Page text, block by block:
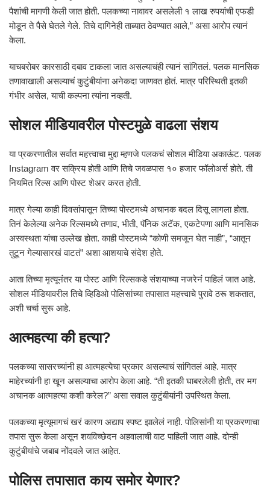
पैशांची मागणी केली जात होती. पलकच्या नावावर असलेली १ लाख रुपयांची एफडी
मोडून ते पैसे घेतले गेले. तिचे दागिनेही ताब्यात ठेवण्यात आले,” असा आरोप त्यानं
केला.
याचबरोबर कारसाठी दबाव टाकला जात असल्याचंही त्यानं सांगितलं. पलक मानसिक
तणावाखाली असल्याचं कुटुंबीयांना अनेकदा जाणवत होतं. मात्र परिस्थिती इतकी
गंभीर असेल, याची कल्पना त्यांना नव्हती.
सोशल मीडियावरील पोस्टमुळे वाढला संशय
या प्रकरणातील सर्वात महत्त्वाचा मुद्दा म्हणजे पलकचं सोशल मीडिया अकाऊंट. पलक
Instagram वर सक्रिय होती आणि तिचे जवळपास १० हजार फॉलोअर्स होते. ती
नियमित रिल्स आणि पोस्ट शेअर करत होती.
मात्र गेल्या काही दिवसांपासून तिच्या पोस्टमध्ये अचानक बदल दिसू लागला होता.
तिनं केलेल्या अनेक रिल्समध्ये तणाव, भीती, पॅनिक अटॅक, एकटेपणा आणि मानसिक
अस्वस्थता यांचा उल्लेख होता. काही पोस्टमध्ये “कोणी समजून घेत नाही”, “आतून
तुटून गेल्यासारखं वाटतं” अशा आशयाचे संदेश होते.
आता तिच्या मृत्यूनंतर या पोस्ट आणि रिल्सकडे संशयाच्या नजरेनं पाहिलं जात आहे.
सोशल मीडियावरील तिचे व्हिडिओ पोलिसांच्या तपासात महत्त्वाचे पुरावे ठरू शकतात,
अशी चर्चा सुरू आहे.
आत्महत्या की हत्या?
पलकच्या सासरच्यांनी हा आत्महत्येचा प्रकार असल्याचं सांगितलं आहे. मात्र
माहेरच्यांनी हा खून असल्याचा आरोप केला आहे. “ती इतकी घाबरलेली होती, तर मग
अचानक आत्महत्या कशी करेल?” असा सवाल कुटुंबीयांनी उपस्थित केला.
पलकच्या मृत्यूमागचं खरं कारण अद्याप स्पष्ट झालेलं नाही. पोलिसांनी या प्रकरणाचा
तपास सुरू केला असून शवविच्छेदन अहवालाची वाट पाहिली जात आहे. दोन्ही
कुटुंबीयांचे जबाब नोंदवले जात आहेत.
पोलिस तपासात काय समोर येणार?